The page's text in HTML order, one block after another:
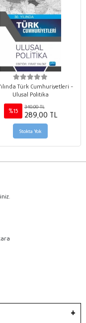
Türk Cumhuriyetleri -
Ulusal Politika
%15
340,00 TL
289,00 TL
Stokta Yok